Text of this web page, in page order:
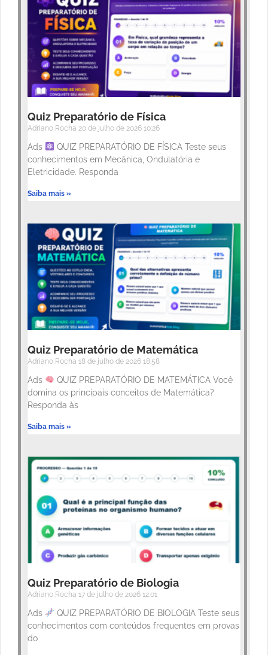
Quiz Preparatório de Física
Adriano Rocha 20 de julho de 2026 10:26
Ads
QUIZ PREPARATÓRIO DE FÍSICA Teste seus
conhecimentos em Mecânica, Ondulatória e
Eletricidade. Responda
Saiba mais »
Quiz Preparatório de Matemática
Adriano Rocha 18 de julho de 2026 18:58
Ads
QUIZ PREPARATÓRIO DE MATEMÁTICA Você
domina os principais conceitos de Matemática?
Responda às
Saiba mais »
Quiz Preparatório de Biologia
Adriano Rocha 17 de julho de 2026 12:01
Ads
QUIZ PREPARATÓRIO DE BIOLOGIA Teste seus
conhecimentos com conteúdos frequentes em provas
do